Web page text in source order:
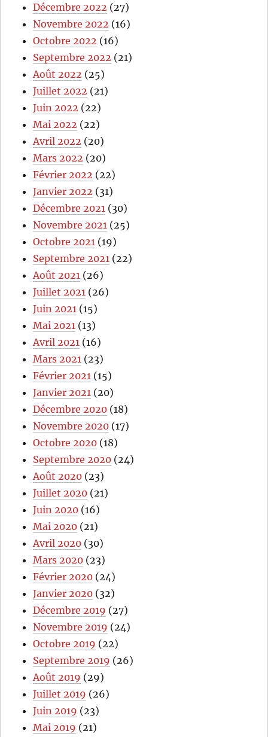
Décembre 2022 (27)
Novembre 2022 (16)
Octobre 2022 (16)
Septembre 2022 (21)
Août 2022 (25)
Juillet 2022 (21)
Juin 2022 (22)
Mai 2022 (22)
Avril 2022 (20)
Mars 2022 (20)
Février 2022 (22)
Janvier 2022 (31)
Décembre 2021 (30)
Novembre 2021 (25)
Octobre 2021 (19)
Septembre 2021 (22)
Août 2021 (26)
Juillet 2021 (26)
Juin 2021 (15)
Mai 2021 (13)
Avril 2021 (16)
Mars 2021 (23)
Février 2021 (15)
Janvier 2021 (20)
Décembre 2020 (18)
Novembre 2020 (17)
Octobre 2020 (18)
Septembre 2020 (24)
Août 2020 (23)
Juillet 2020 (21)
Juin 2020 (16)
Mai 2020 (21)
Avril 2020 (30)
Mars 2020 (23)
Février 2020 (24)
Janvier 2020 (32)
Décembre 2019 (27)
Novembre 2019 (24)
Octobre 2019 (22)
Septembre 2019 (26)
Août 2019 (29)
Juillet 2019 (26)
Juin 2019 (23)
Mai 2019 (21)